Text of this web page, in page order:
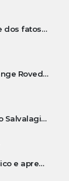
Sala de Visitas: Diante dos fatos que influenciam a economia o que podemos esperar de 2022
A agricultor Nilton Stange Roveda, afirma ter recebido ajuda espiritual durante acidente
Agricultor, Augustinho Salvalagio, relata sobre aparição do Cavaleiro Negro no Rio das Furnas
Entrevista com o músico e apresentador, Lismael Ferrareis, no Cidade e Campo